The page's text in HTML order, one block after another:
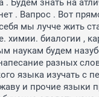
. Будем знать на
. Вапрос . Вот
мы лучче жить
химии. биалогии ,
наукам будем
разных
языка изучать с
и прочие языки